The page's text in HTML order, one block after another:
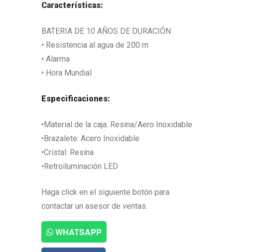
Características:
BATERIA DE 10 AÑOS DE DURACIÓN
• Resistencia al agua de 200 m
• Alarma
• Hora Mundial
Especificaciones:
•Material de la caja: Resina/Aero Inoxidable
•Brazalete: Acero Inoxidable
•Cristal: Resina
•Retroiluminación LED
Haga click en el siguiente botón para
contactar un asesor de ventas.
WHATSAPP